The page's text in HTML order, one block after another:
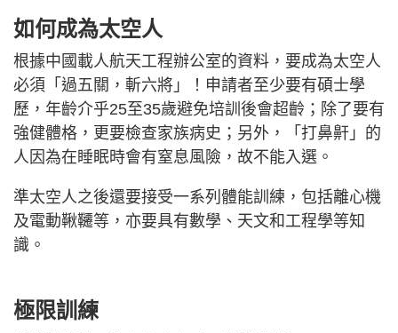
如何成為太空人
根據中國載人航天工程辦公室的資料，要成為太空人
必須「過五關，斬六將」！申請者至少要有碩士學
歷，年齡介乎25至35歲避免培訓後會超齡；除了要有
強健體格，更要檢查家族病史；另外，「打鼻鼾」的
人因為在睡眠時會有窒息風險，故不能入選。
準太空人之後還要接受一系列體能訓練，包括離心機
及電動鞦韆等，亦要具有數學、天文和工程學等知
識。
極限訓練